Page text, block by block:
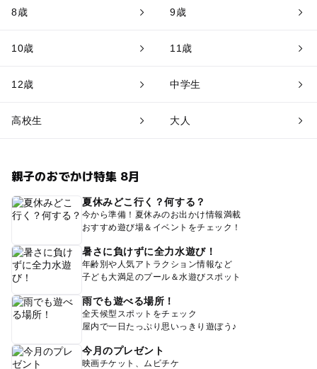
8歳 9歳
10歳 11歳
12歳 中学生
高校生 大人
親子のおでかけ特集 8月
夏休みどこ行く？何する？
今から準備！夏休みのお出かけ情報満載
おすすめ遊び場＆イベントをチェック！
暑さに負けずに全力水遊び！
年齢別や人気アトラクション情報など
子ども大満足のプール＆水遊びスポット
雨でも遊べる場所！
全天候型スポットをチェック
屋内で一日たっぷり思いっきり遊ぼう♪
今月のプレゼント
映画チケット、ムビチケ